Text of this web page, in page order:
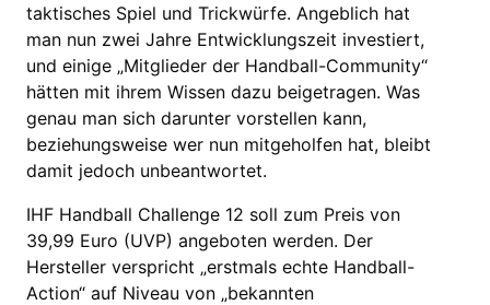
taktisches Spiel und Trickwürfe. Angeblich hat
man nun zwei Jahre Entwicklungszeit investiert,
und einige „Mitglieder der Handball-Community“
hätten mit ihrem Wissen dazu beigetragen. Was
genau man sich darunter vorstellen kann,
beziehungsweise wer nun mitgeholfen hat, bleibt
damit jedoch unbeantwortet.
IHF Handball Challenge 12 soll zum Preis von
39,99 Euro (UVP) angeboten werden. Der
Hersteller verspricht „erstmals echte Handball-
Action“ auf Niveau von „bekannten